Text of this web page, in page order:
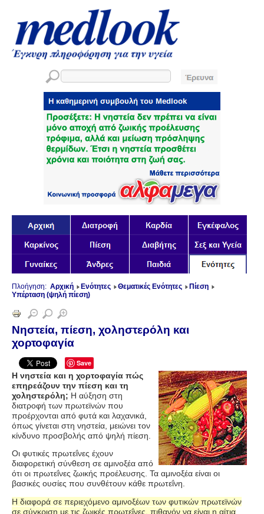
Πλοήγηση: Αρχική Ενότητες Θεματικές Ενότητες
Πίεση
Υπέρταση (ψηλή πίεση)
Νηστεία, πίεση, χοληστερόλη και
χορτοφαγία
Save
Η νηστεία και η χορτοφαγία πώς
επηρεάζουν την πίεση και τη
χοληστερόλη; Η αύξηση στη
διατροφή των πρωτεϊνών που
προέρχονται από φυτά και λαχανικά,
όπως γίνεται στη νηστεία, μειώνει τον
κίνδυνο προσβολής από ψηλή πίεση.
Οι φυτικές πρωτεΐνες έχουν
διαφορετική σύνθεση σε αμινοξέα από
ότι οι πρωτεΐνες ζωικής προέλευσης. Τα αμινοξέα είναι οι
βασικές ουσίες που συνθέτουν κάθε πρωτεΐνη.
Η διαφορά σε περιεχόμενο αμινοξέων των φυτικών πρωτεϊνών
σε σύγκριση με τις ζωικές πρωτεΐνες, πιθανόν να είναι η αίτια